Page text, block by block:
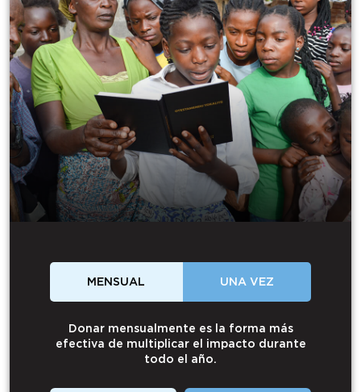
MENSUAL UNA VEZ
Donar mensualmente es la forma más
efectiva de multiplicar el impacto durante
todo el año.